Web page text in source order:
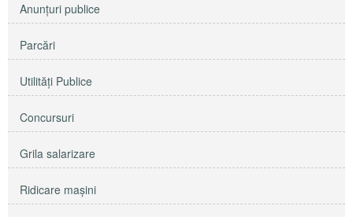
Anunţuri publice
Parcări
Utilităţi Publice
Concursuri
Grila salarizare
Ridicare maşini